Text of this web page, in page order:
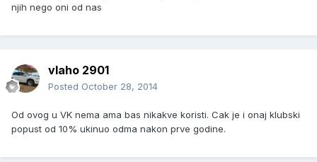
njih nego oni od nas
vlaho 2901
Posted October 28, 2014
Od ovog u VK nema ama bas nikakve koristi. Cak je i onaj klubski
popust od 10% ukinuo odma nakon prve godine.